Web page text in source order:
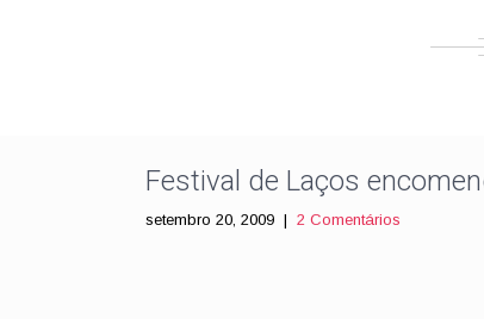
Festival de Laços
setembro 20, 2009 | 2 Comentários